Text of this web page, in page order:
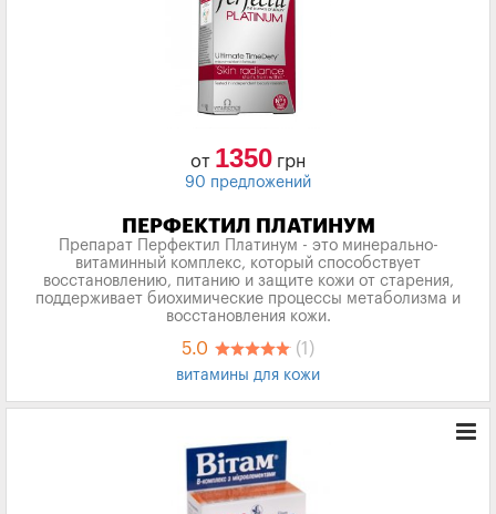
от 1350 грн
90 предложений
ПЕРФЕКТИЛ ПЛАТИНУМ
Препарат Перфектил Платинум - это минерально-
витаминный комплекс, который способствует
восстановлению, питанию и защите кожи от старения,
поддерживает биохимические процессы метаболизма и
восстановления кожи.
5.0 (1)
витамины для кожи